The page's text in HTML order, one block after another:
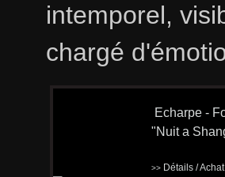
intemporel,
chargé
Echarpe -
"Nuit a
>> Détails /